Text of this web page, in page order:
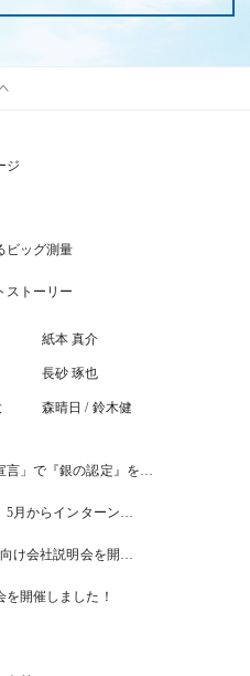
ジ
ビッグ測量
ストーリー
紙本 真介
長砂 琢也
森晴日 / 鈴木健
言」で『銀の認定』を…
5月からインターン…
け会社説明会を開…
を開催しました！